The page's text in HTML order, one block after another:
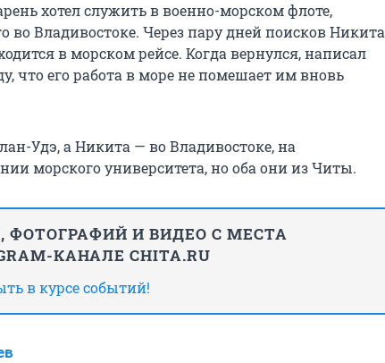
хотел служить в военно-морском флоте,
во Владивостоке. Через пару дней поисков Никита
в морском рейсе. Когда вернулся, написал
что его работа в море не помешает им вновь
Удэ, а Никита — во Владивостоке, на
морского университета, но оба они из Читы.
ФОТОГРАФИЙ И ВИДЕО С МЕСТА
КАНАЛЕ CHITA.RU
в курсе событий!